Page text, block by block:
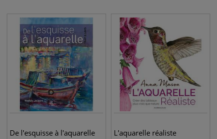
De l'esquisse à l'aquarelle L'aquarelle réaliste